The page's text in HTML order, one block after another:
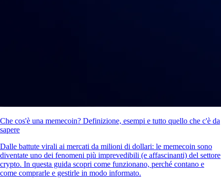
Che cos'è una memecoin? Definizione, esempi e tutto quello che c'è da
sapere
Dalle battute virali ai mercati da milioni di dollari: le memecoin sono
diventate uno dei fenomeni più imprevedibili (e affascinanti) del settore
crypto. In questa guida scopri come funzionano, perché contano e
come comprarle e gestirle in modo informato.